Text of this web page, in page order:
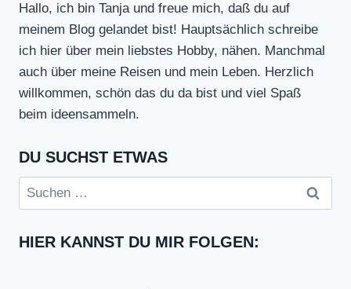
Hallo, ich bin Tanja und freue mich, daß du auf
meinem Blog gelandet bist! Hauptsächlich schreibe
ich hier über mein liebstes Hobby, nähen. Manchmal
auch über meine Reisen und mein Leben. Herzlich
willkommen, schön das du da bist und viel Spaß
beim ideensammeln.
DU SUCHST ETWAS
Suchen
nach:
HIER KANNST DU MIR FOLGEN: